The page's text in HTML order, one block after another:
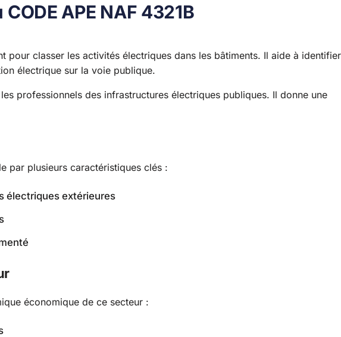
APE NAF 4321B
pour classer les activités électriques dans les bâtiments. Il aide à identifier
électrique sur la voie publique.
professionnels des infrastructures électriques publiques. Il donne une
par plusieurs caractéristiques clés :
électriques extérieures
économique de ce secteur :